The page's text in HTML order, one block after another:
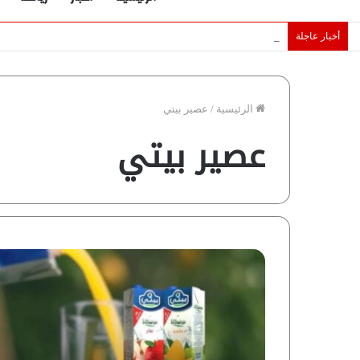
أخبار عاجلة
الرئيسية / عصير بيتي
عصير بيتي